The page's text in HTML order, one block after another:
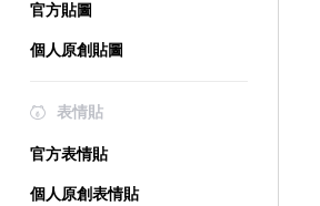
官方貼圖
個人原創貼圖
表情貼
官方表情貼
個人原創表情貼